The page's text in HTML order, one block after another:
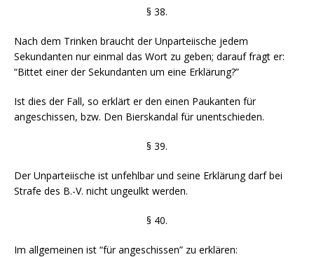
§ 38.
Nach dem Trinken braucht der Unparteiische jedem
Sekundanten nur einmal das Wort zu geben; darauf fragt er:
“Bittet einer der Sekundanten um eine Erklärung?”
Ist dies der Fall, so erklärt er den einen Paukanten für
angeschissen, bzw. Den Bierskandal für unentschieden.
§ 39.
Der Unparteiische ist unfehlbar und seine Erklärung darf bei
Strafe des B.-V. nicht ungeulkt werden.
§ 40.
Im allgemeinen ist “für angeschissen” zu erklären: